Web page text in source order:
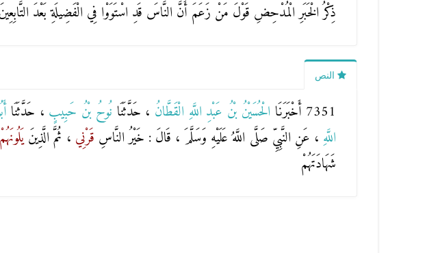
ذِكْرُ الْخَبَرِ الْمُدْحِضِ قَوْلَ مَنْ زَعَمَ أَنَّ النَّاسَ قَدِ اسْتَوَوْا فِي الْفَضِيلَةِ بَعْدَ التَّابِعِينَ
النص
7351 أَخْبَرَنَا الْحُسَيْنُ بْنُ عَبْدِ اللَّهِ الْقَطَّانُ ، حَدَّثَنَا نُوحُ بْنُ حَبِيبٍ ، حَدَّثَنَا
اللَّهِ ، عَنِ النَّبِيِّ صَلَّى اللَّهُ عَلَيْهِ وَسَلَّمَ ، قَالَ : خَيْرُ النَّاسِ قَرْنِي ، ثُمَّ الَّذِينَيَلُونَهُمْ
شَهَادَتَهُمْ